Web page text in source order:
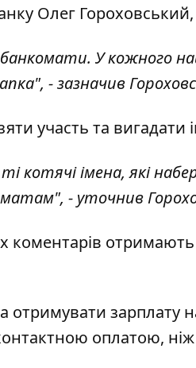
Олег Гороховський,
У кожного
- зазначив
участь та вигадати
котячі імена, які
- уточнив
коментарів
отримувати зарплату
оплатою,